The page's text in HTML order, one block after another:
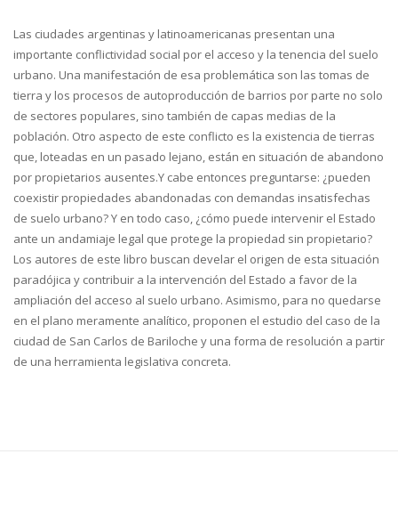
Las ciudades argentinas y latinoamericanas presentan una
importante conflictividad social por el acceso y la tenencia del suelo
urbano. Una manifestación de esa problemática son las tomas de
tierra y los procesos de autoproducción de barrios por parte no solo
de sectores populares, sino también de capas medias de la
población. Otro aspecto de este conflicto es la existencia de tierras
que, loteadas en un pasado lejano, están en situación de abandono
por propietarios ausentes.Y cabe entonces preguntarse: ¿pueden
coexistir propiedades abandonadas con demandas insatisfechas
de suelo urbano? Y en todo caso, ¿cómo puede intervenir el Estado
ante un andamiaje legal que protege la propiedad sin propietario?
Los autores de este libro buscan develar el origen de esta situación
paradójica y contribuir a la intervención del Estado a favor de la
ampliación del acceso al suelo urbano. Asimismo, para no quedarse
en el plano meramente analítico, proponen el estudio del caso de la
ciudad de San Carlos de Bariloche y una forma de resolución a partir
de una herramienta legislativa concreta.